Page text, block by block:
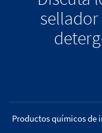
Productos químicos de